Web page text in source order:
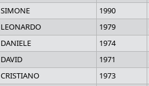
SIMONE 1990
LEONARDO 1979
DANIELE 1974
DAVID 1971
CRISTIANO 1973